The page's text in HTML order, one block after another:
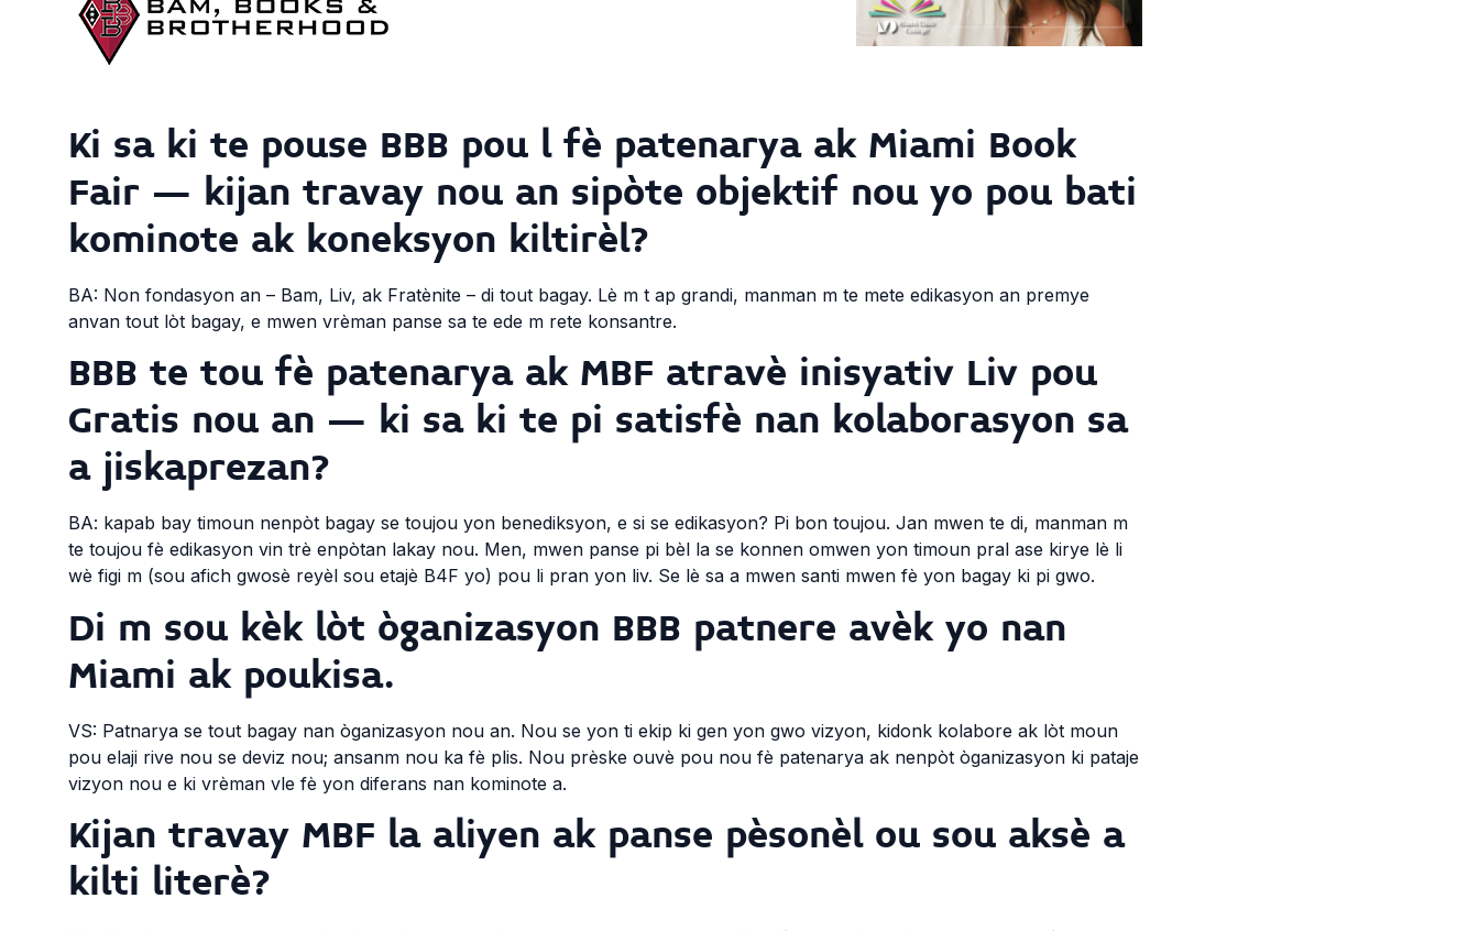
Ki sa ki te pouse BBB pou l fè patenarya ak Miami Book
Fair – kijan travay nou an sipòte objektif nou yo pou bati
kominote ak koneksyon kiltirèl?
BA: Non fondasyon an – Bam, Liv, ak Fratènite – di tout bagay. Lè m t ap grandi, manman m te mete edikasyon an premye
anvan tout lòt bagay, e mwen vrèman panse sa te ede m rete konsantre.
BBB te tou fè patenarya ak MBF atravè inisyativ Liv pou
Gratis nou an – ki sa ki te pi satisfè nan kolaborasyon sa
a jiskaprezan?
BA: kapab bay timoun nenpòt bagay se toujou yon benediksyon, e si se edikasyon? Pi bon toujou. Jan mwen te di, manman m
te toujou fè edikasyon vin trè enpòtan lakay nou. Men, mwen panse pi bèl la se konnen omwen yon timoun pral ase kirye lè li
wè figi m (sou afich gwosè reyèl sou etajè B4F yo) pou li pran yon liv. Se lè sa a mwen santi mwen fè yon bagay ki pi gwo.
Di m sou kèk lòt òganizasyon BBB patnere avèk yo nan
Miami ak poukisa.
VS: Patnarya se tout bagay nan òganizasyon nou an. Nou se yon ti ekip ki gen yon gwo vizyon, kidonk kolabore ak lòt moun
pou elaji rive nou se deviz nou; ansanm nou ka fè plis. Nou prèske ouvè pou nou fè patenarya ak nenpòt òganizasyon ki pataje
vizyon nou e ki vrèman vle fè yon diferans nan kominote a.
Kijan travay MBF la aliyen ak panse pèsonèl ou sou aksè a
kilti literè?